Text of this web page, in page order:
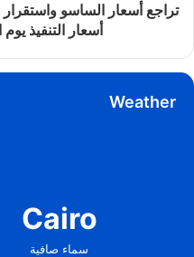
تراجع أسعار الساسو واستقرار
أسعار التنفيذ يوم
Weather
Cairo
سماء صافية